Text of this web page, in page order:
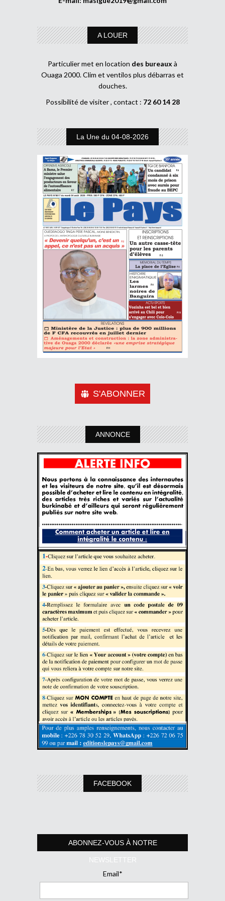
A LOUER
Particulier met en location des bureaux à
Ouaga 2000. Clim et ventilos plus débarras et
douches.
Possibilité de visiter , contact : 72 60 14 28
La Une du 04-08-2026
S'ABONNER
ANNONCE
FACEBOOK
ABONNEZ-VOUS À NOTRE
NEWSLETTER
Email*